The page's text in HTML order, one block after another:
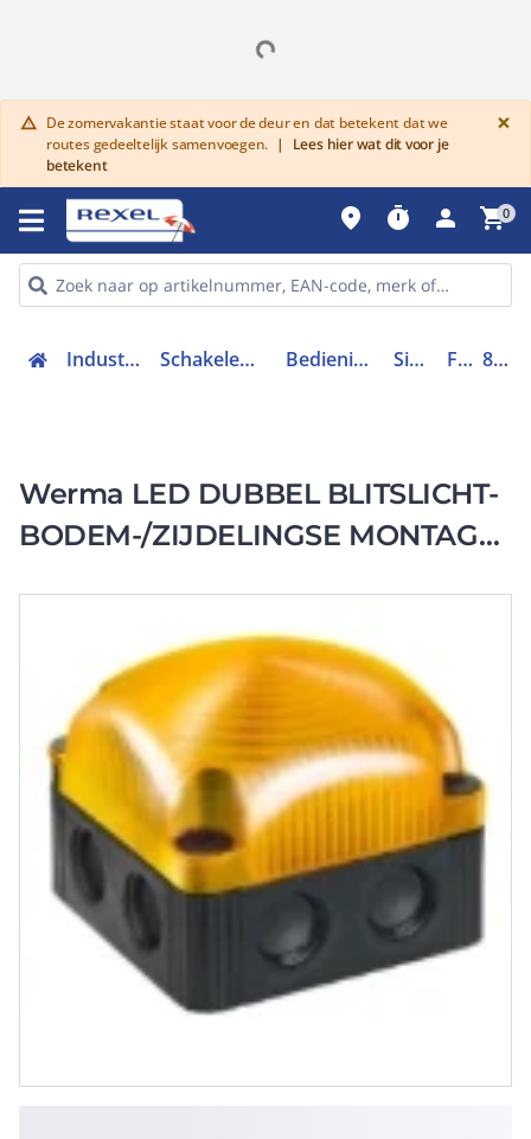
warning De zomervakantie staat voor de deur en dat betekent dat we
routes gedeeltelijk samenvoegen. |
Lees hier wat dit voor je
betekent
×
place timer person shopping_cart0
Industriele componenten Schakelen, bedienen en signaleren Bedieningen en signaleringen Signaleringen Flitslicht 85331066
Werma LED DUBBEL BLITSLICHT-
BODEM-/ZIJDELINGSE MONTAGE-